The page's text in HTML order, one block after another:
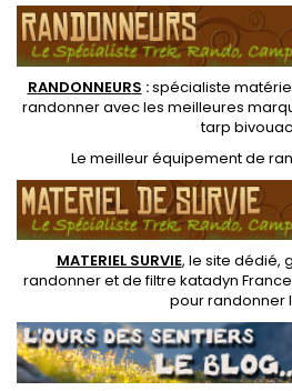
RANDONNEURS :spécialiste
randonner avec les meilleures
tarp bivouac
Le meilleur équipement de
MATERIEL SURVIE, le site dédié,
randonneret defiltre katadyn France
pour randonner